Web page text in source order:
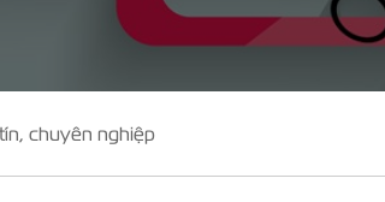
chuyên nghiệp